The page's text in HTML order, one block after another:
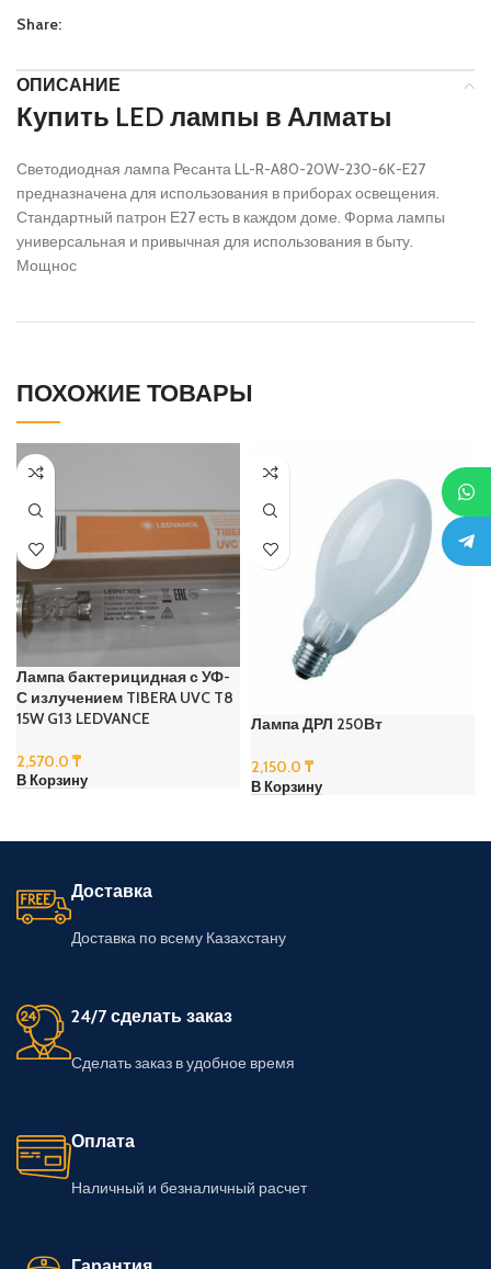
Share:
ОПИСАНИЕ
Купить LED лампы в Алматы
Светодиодная лампа Ресанта LL-R-A80-20W-230-6K-E27
предназначена для использования в приборах освещения.
Стандартный патрон Е27 есть в каждом доме. Форма лампы
универсальная и привычная для использования в быту.
Мощнос
ПОХОЖИЕ ТОВАРЫ
Лампа бактерицидная с УФ-
С излучением TIBERA UVC T8
15W G13 LEDVANCE
2,570.0 ₸
В Корзину
Лампа ДРЛ 250Вт
2,150.0 ₸
В Корзину
Доставка
Доставка по всему Казахстану
24/7 сделать заказ
Сделать заказ в удобное время
Оплата
Наличный и безналичный расчет